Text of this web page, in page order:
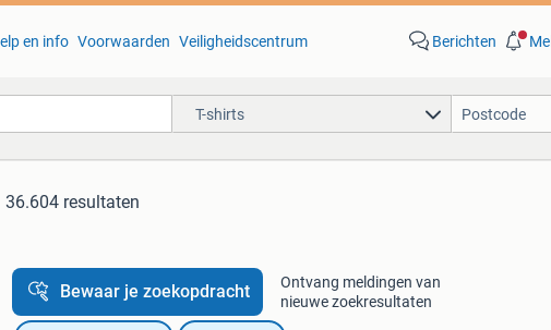
en info Voorwaarden Veiligheidscentrum Berichten
T-shirts
36.604 resultaten
Bewaar je zoekopdracht
Ontvang meldingen van
nieuwe zoekresultaten